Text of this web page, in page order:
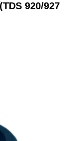
920/927